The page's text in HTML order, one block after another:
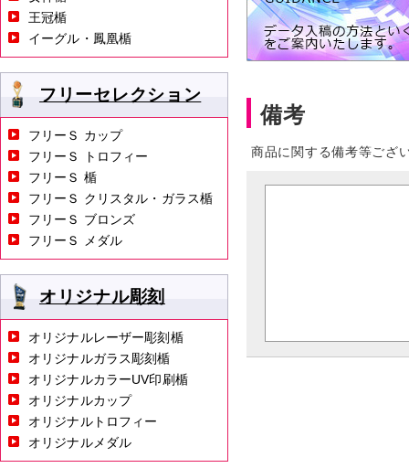
備考
商品に関する備考等ござ
王冠楯
イーグル・鳳凰楯
フリーセレクション
フリーＳ カップ
フリーＳ トロフィー
フリーＳ 楯
フリーＳ クリスタル・ガラス楯
フリーＳ ブロンズ
フリーＳ メダル
オリジナル彫刻
オリジナルレーザー彫刻楯
オリジナルガラス彫刻楯
オリジナルカラーUV印刷楯
オリジナルカップ
オリジナルトロフィー
オリジナルメダル